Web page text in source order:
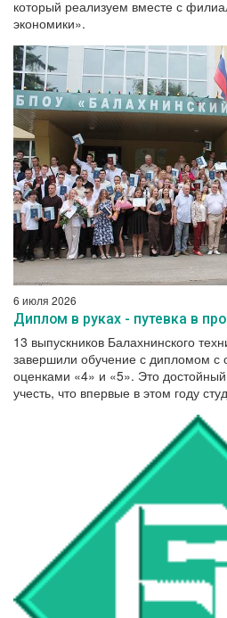
который реализуем вместе с
экономики».
6 июля 2026
Диплом в руках - путевка в
13 выпускников Балахнинского
завершили обучение с дипломом с
оценками «4» и «5». Это
учесть, что впервые в этом году